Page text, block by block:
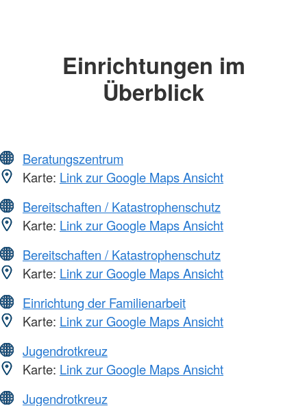
Einrichtungen im
Überblick
Beratungszentrum
Karte: Link zur Google Maps Ansicht
Bereitschaften / Katastrophenschutz
Karte: Link zur Google Maps Ansicht
Bereitschaften / Katastrophenschutz
Karte: Link zur Google Maps Ansicht
Einrichtung der Familienarbeit
Karte: Link zur Google Maps Ansicht
Jugendrotkreuz
Karte: Link zur Google Maps Ansicht
Jugendrotkreuz